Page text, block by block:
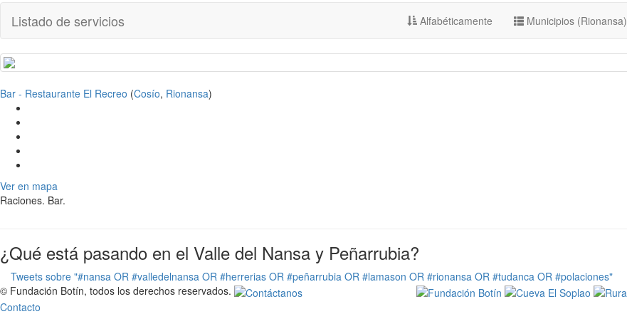
Listado de servicios Alfabéticamente Municipios (Rionansa)
Bar - Restaurante El Recreo (Cosío, Rionansa)
Ver en mapa
Raciones. Bar.
¿Qué está pasando en el Valle del Nansa y Peñarrubia?
Tweets sobre "#nansa OR #valledelnansa OR #herrerias OR #peñarrubia OR #lamason OR #rionansa OR #tudanca OR #polaciones"
© Fundación Botín, todos los derechos reservados.
Contacto